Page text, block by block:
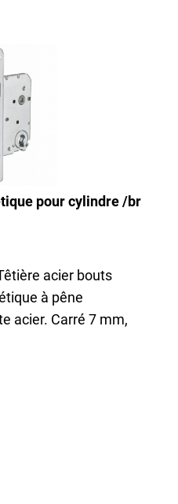
pour cylindre /br
acier bouts
à pêne
acier. Carré 7 mm,